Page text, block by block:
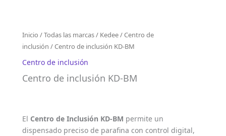
Inicio /Todas las marcas/ Kedee/Centro de
inclusión / Centro de inclusión KD-BM
Centro de inclusión
Centro de inclusión KD-BM
El Centro de Inclusión KD-BM permite un
dispensado preciso de parafina con control digital,